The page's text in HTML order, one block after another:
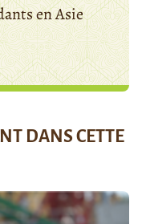
en Asie
DANS CETTE